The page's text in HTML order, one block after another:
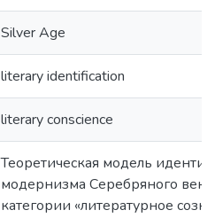
Silver Age
literary identification
literary conscience
Теоретическая модель
модернизма Серебряного
категории «литературное